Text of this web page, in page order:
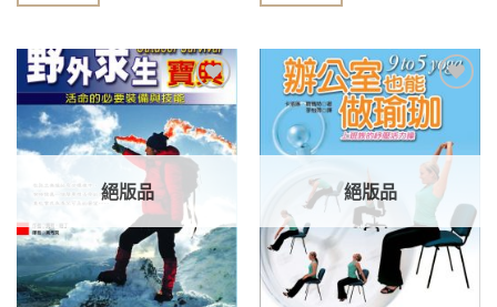
加入
「願
望清
單」
絕版品
望清
單」
絕版品